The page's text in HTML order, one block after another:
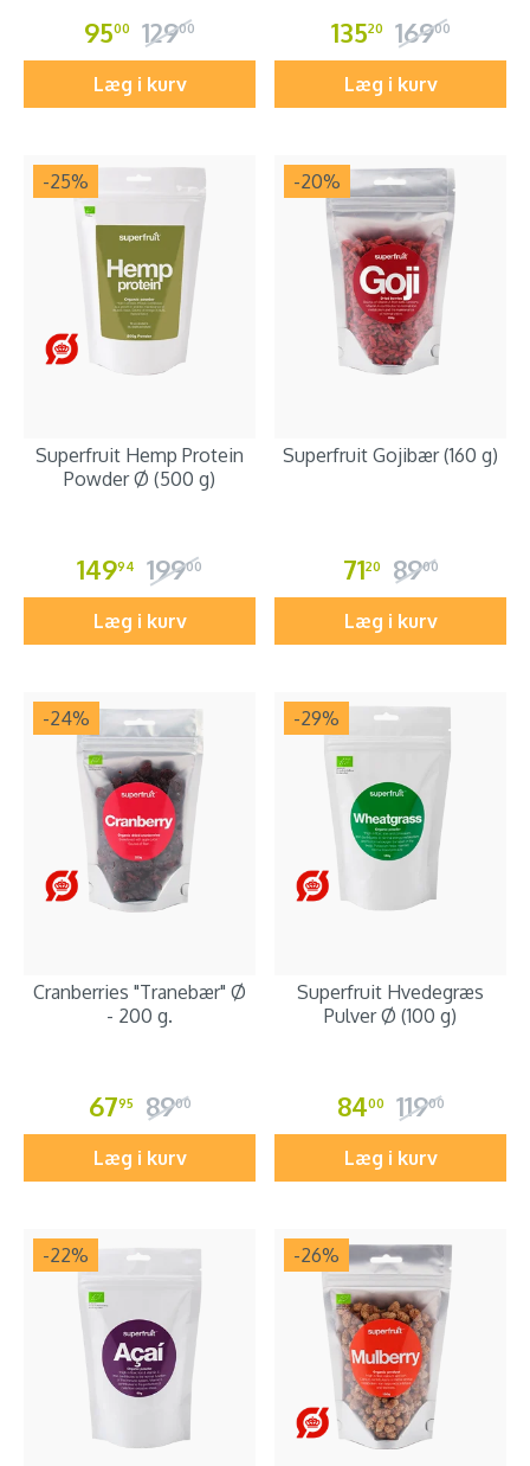
9500 12900
Læg i kurv
13520 16900
Læg i kurv
-25%
Superfruit Hemp Protein
Powder Ø (500 g)
14994 19900
Læg i kurv
-20%
Superfruit Gojibær (160 g)
7120 8900
Læg i kurv
-24%
Cranberries "Tranebær" Ø
- 200 g.
6795 8900
Læg i kurv
-29%
Superfruit Hvedegræs
Pulver Ø (100 g)
8400 11900
Læg i kurv
-22% -26%